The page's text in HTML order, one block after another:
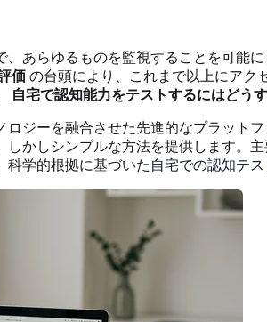
あらゆるものを監視することを可能
価 の台頭により、これまで以上にアク
自宅で認知能力をテストするにはどう
ジーを融合させた先進的なプラット
かしシンプルな方法を提供します。
科学的根拠に基づいた 自宅での認知テス